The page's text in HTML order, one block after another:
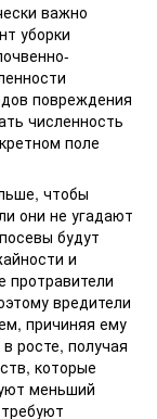
важно
уборки
повреждения
численность
поле
чтобы
они не угадают
будут
и
вредители
причиняя ему
росте, получая
которые
меньший